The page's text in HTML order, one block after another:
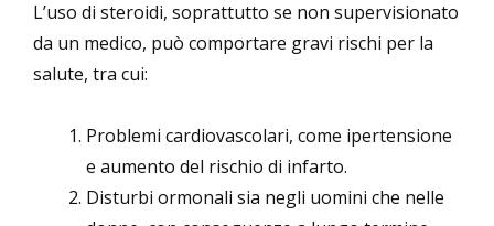
L’uso di steroidi, soprattutto se non supervisionato
da un medico, può comportare gravi rischi per la
salute, tra cui:
Problemi cardiovascolari, come ipertensione
e aumento del rischio di infarto.
Disturbi ormonali sia negli uomini che nelle